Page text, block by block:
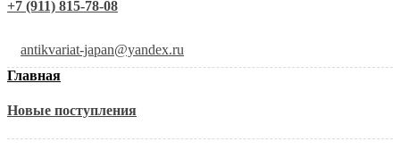
+7 (911) 815-78-08
antikvariat-japan@yandex.ru
Главная
Новые поступления